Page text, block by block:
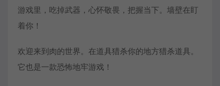
游戏里，吃掉武器，心怀敬畏，把握当下。墙壁在盯
着你！
欢迎来到肉的世界。在道具猎杀你的地方猎杀道具。
它也是一款恐怖地牢游戏！